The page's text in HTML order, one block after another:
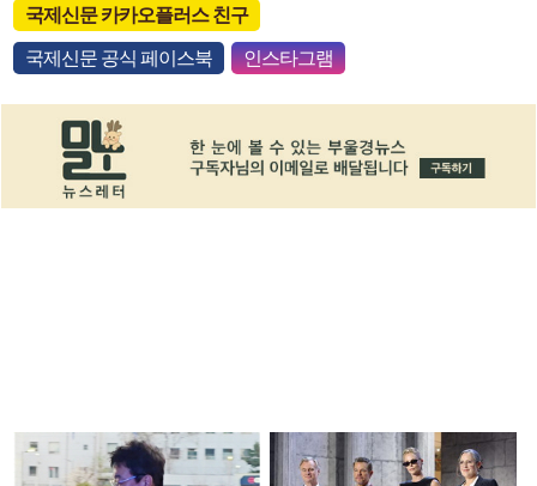
국제신문 카카오플러스 친구
국제신문 공식 페이스북 인스타그램